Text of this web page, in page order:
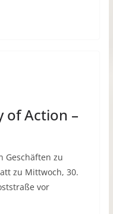
of Action –
Geschäften zu
zu Mittwoch, 30.
vor